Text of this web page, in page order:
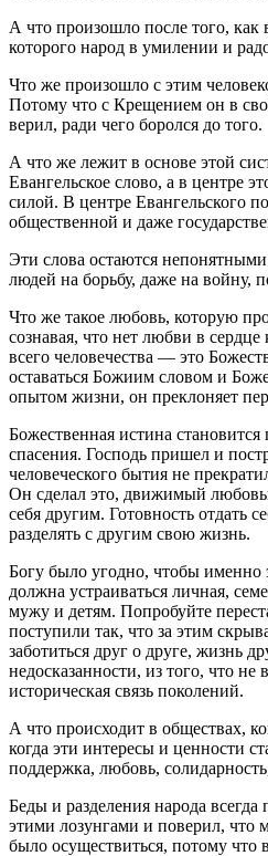
А что произошло после того,
которого народ в умилении и
Что же произошло с этим
Потому что с Крещением он в
верил, ради чего боролся до того.
А что же лежит в основе этой
Евангельское слово, а в центре
силой. В центре Евангельского
общественной и даже
Эти слова остаются
людей на борьбу, даже на войну,
Что же такое любовь, которую
сознавая, что нет любви в
всего человечества — это
оставаться Божиим словом и
опытом жизни, он преклоняет
Божественная истина
спасения. Господь пришел и
человеческого бытия не
Он сделал это, движимый
себя другим. Готовность отдать
разделять с другим свою жизнь.
Богу было угодно, чтобы именно
должна устраиваться личная,
мужу и детям. Попробуйте
поступили так, что за этим
заботиться друг о друге, жизнь
недосказанности, из того, что
историческая связь поколений.
А что происходит в обществах,
когда эти интересы и ценности
поддержка, любовь,
Беды и разделения народа
этими лозунгами и поверил,
было осуществиться, потому что